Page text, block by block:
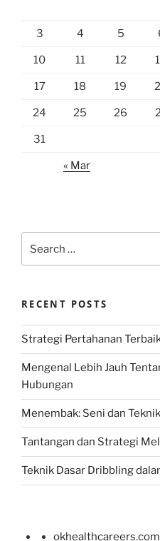
3 4 5
10 11 12
17 18 19
24 25 26
31
« Mar
for:
RECENT POSTS
Strategi Pertahanan
Mengenal Lebih Jauh
Hubungan
Menembak: Seni dan
Tantangan dan Strategi
Teknik Dasar Dribbling
okhealthcareers.com